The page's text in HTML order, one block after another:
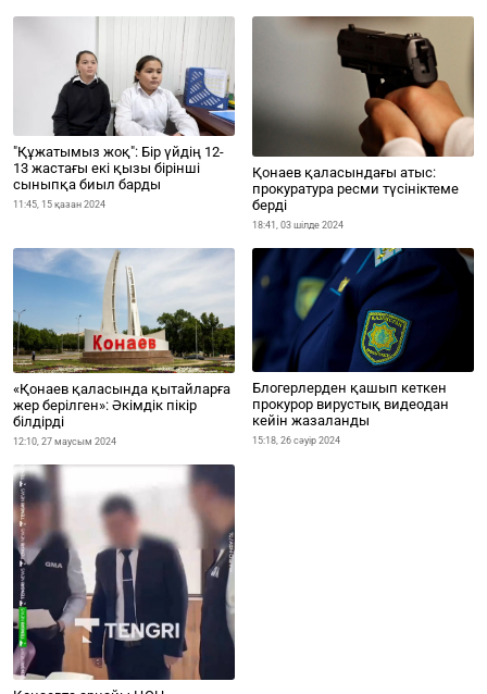
"Құжатымыз жоқ": Бір үйдің 12-
13 жастағы екі қызы бірінші
сыныпқа биыл барды
11:45, 15 қазан 2024
Қонаев қаласындағы атыс:
прокуратура ресми түсініктеме
берді
18:41, 03 шілде 2024
«Қонаев қаласында қытайларға
жер берілген»: Әкімдік пікір
білдірді
12:10, 27 маусым 2024
Блогерлерден қашып кеткен
прокурор вирустық видеодан
кейін жазаланды
15:18, 26 сәуір 2024